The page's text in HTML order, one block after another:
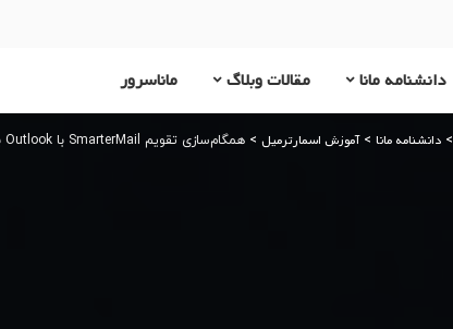
دانشنامه مانا مقالات وبلاگ ماناسرور
> دانشنامه مانا >آموزش اسمارترمیل > همگام‌سازی تقویم SmarterMail با Outlook با استفاده از Add to Outlook